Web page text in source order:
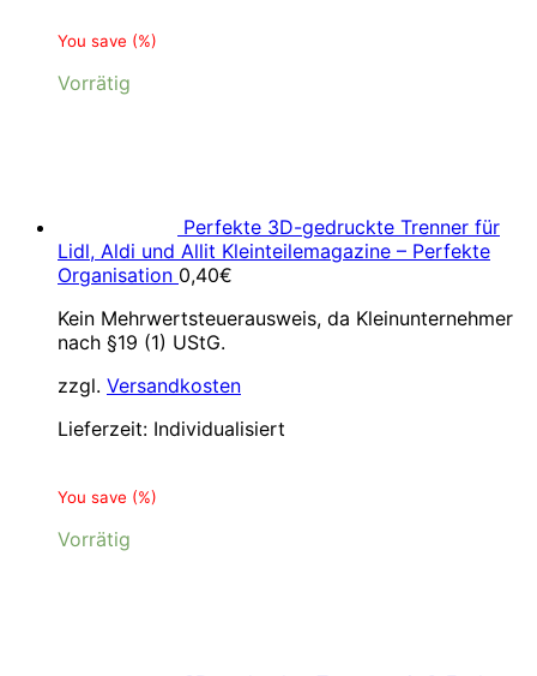
You save (%)
Vorrätig
Perfekte 3D-gedruckte Trenner für
Lidl, Aldi und Allit Kleinteilemagazine – Perfekte
Organisation 0,40€
Kein Mehrwertsteuerausweis, da Kleinunternehmer
nach §19 (1) UStG.
zzgl. Versandkosten
Lieferzeit: Individualisiert
You save (%)
Vorrätig